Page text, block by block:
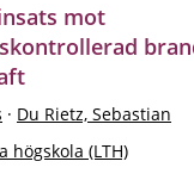
mot
· Du Rietz, Sebastian
högskola (LTH)